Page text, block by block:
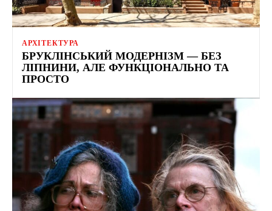
АРХІТЕКТУРА
БРУКЛІНСЬКИЙ МОДЕРНІЗМ — БЕЗ
ЛІПНИНИ, АЛЕ ФУНКЦІОНАЛЬНО ТА
ПРОСТО